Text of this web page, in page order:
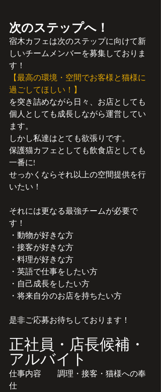
次のステップへ！
宿木カフェは次のステップに向けて新
しいチームメンバーを募集しておりま
す！
【最高の環境・空間でお客様と猫様に
過ごしてほしい！】
を突き詰めながら日々、お店としても
個人としても成長しながら運営してい
ます。
しかし私達はとても欲張りです。
保護猫カフェとしても飲食店としても
一番に!
せっかくならそれ以上の空間提供を行
いたい！
それには更なる最強チームが必要で
す！
・動物が好きな方
・接客が好きな方
・料理が好きな方
・英語で仕事をしたい方
​・自己成長をしたい方
・将来自分のお店を持ちたい方
​是非ご応募お待ちしております！
​正社員・店長候補・
アルバイト
仕事内容　　調理・接客・猫様への奉
仕